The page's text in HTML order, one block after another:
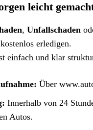
leicht
, Unfallschaden
erledigen.
einfach und klar
Über
Innerhalb von 24
Autos.